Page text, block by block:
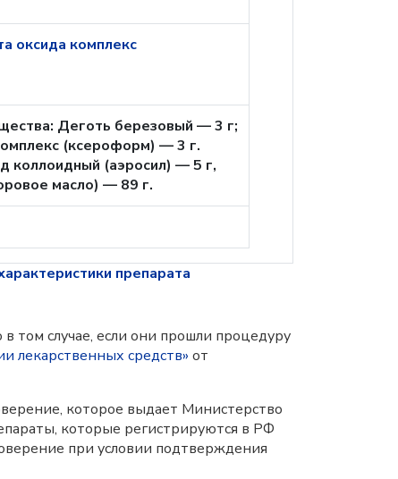
оксида комплекс
Деготь березовый — 3 г;
(ксероформ) — 3 г.
коллоидный (аэросил) — 5 г,
масло) — 89 г.
препарата
том случае, если они прошли процедуру
средств» от
которое выдает Министерство
которые регистрируются в РФ
при условии подтверждения